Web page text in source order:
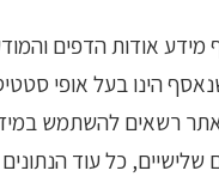
אודות הדפים
הינו בעל אופי
רשאים להשתמש
כל עוד